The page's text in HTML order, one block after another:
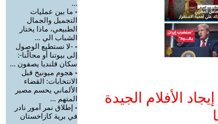
الأفلام الجيدة
...
- ما بين عمليات
التجميل والجمال
الطبيعي، ماذا يختار
الشباب الي ...
- -لا نستطيع الوصول
إلى بيوتنا أو محالّنا-:
سكان قلنديا يصفون ...
- هجوم ميونيخ قبل
الانتخابات: القضاء
الألماني يحسم مصير
المتهم ...
- إطلاق نمر آمور نادر
في برية كازاخستان